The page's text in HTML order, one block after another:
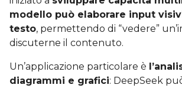
modello può elaborare input
testo, permettendo di “vedere”
discuterne il contenuto.
Un’applicazione particolare è
diagrammi e grafici: DeepSeek